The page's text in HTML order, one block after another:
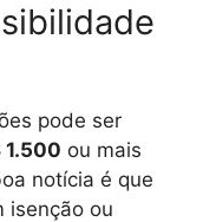
pode ser
1.500 ou mais
notícia é que
isenção ou